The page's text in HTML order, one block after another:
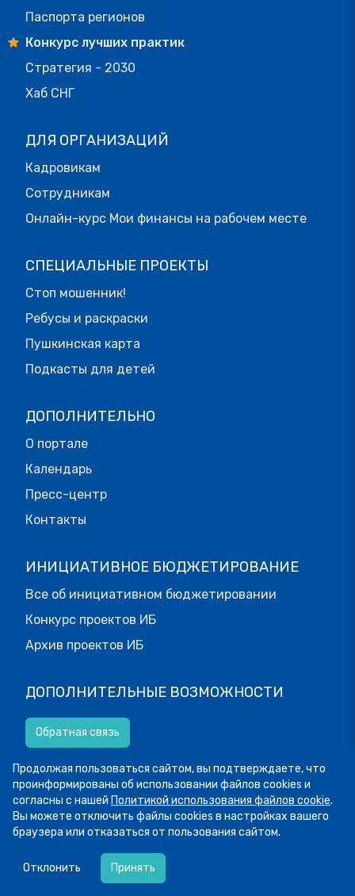
Паспорта регионов
Конкурс лучших практик
Стратегия - 2030
Хаб СНГ
ДЛЯ ОРГАНИЗАЦИЙ
Кадровикам
Сотрудникам
Онлайн-курс Мои финансы на рабочем месте
СПЕЦИАЛЬНЫЕ ПРОЕКТЫ
Стоп мошенник!
Ребусы и раскраски
Пушкинская карта
Подкасты для детей
ДОПОЛНИТЕЛЬНО
О портале
Календарь
Пресс-центр
Контакты
ИНИЦИАТИВНОЕ БЮДЖЕТИРОВАНИЕ
Все об инициативном бюджетировании
Конкурс проектов ИБ
Архив проектов ИБ
ДОПОЛНИТЕЛЬНЫЕ ВОЗМОЖНОСТИ
Обратная связь
Версия для слабовидящих.
© МОИФИНАНСЫ.РФ, 2026
Пятница! А это значит, что мы публикуем
подборку фото участников рубрики
Продолжая пользоваться сайтом, вы подтверждаете, что
проинформированы об использовании файлов cookies и
согласны с нашей Политикой использования файлов cookie.
Вы можете отключить файлы cookies в настройках вашего
браузера или отказаться от пользования сайтом.
Отклонить Принять